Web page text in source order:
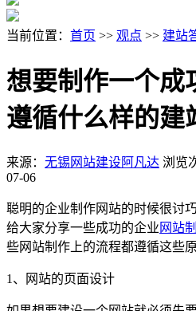
当前位置： 首页 >> 观点 >> 建站
想要制作一个成
遵循什么样的建
来源： 无锡网站建设阿凡达 浏览
07-06
聪明的企业制作网站的时候很讨巧
给大家分享一些成功的企业 网站
些网站制作上的流程都遵循这些原
1、网站的页面设计